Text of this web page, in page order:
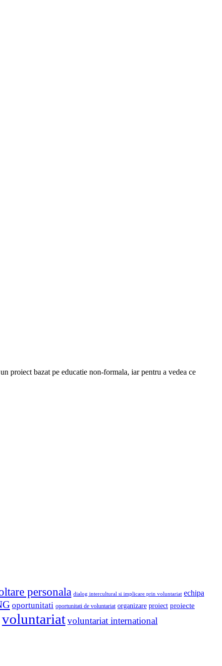
proiect bazat pe educatie non-formala, iar pentru a vedea ce
personala dialog intercultural si implicare prin voluntariat echipa
oportunitati oportunitati de voluntariat organizare proiect proiecte
voluntariatvoluntariat international